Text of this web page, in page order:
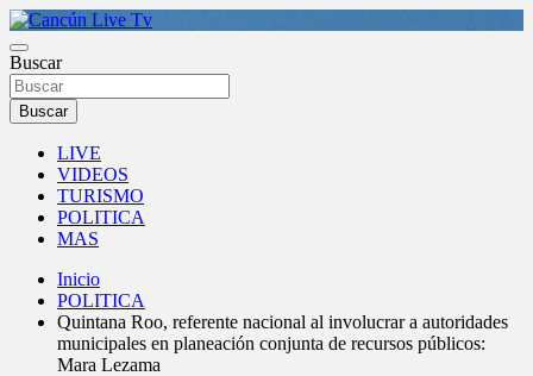
Saltar
al
contenido
Cancún Live Tv
Medio de comunicación en Cancún desde 2004
Buscar
Buscar
LIVE
VIDEOS
TURISMO
POLITICA
MAS
Inicio
POLITICA
Quintana Roo, referente nacional al involucrar a autoridades
municipales en planeación conjunta de recursos públicos:
Mara Lezama